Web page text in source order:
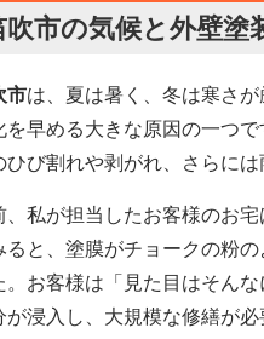
吹市の気候と外壁塗
市は、夏は暑く、冬は寒さ
を早める大きな原因の一つ
ひび割れや剥がれ、さらに
、私が担当したお客様のお
ると、塗膜がチョークの粉
。お客様は「見た目はそん
が浸入し、大規模な修繕が